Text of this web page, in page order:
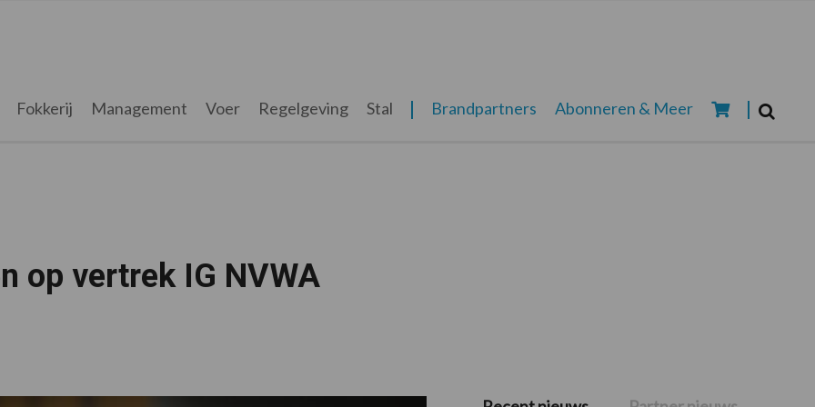
Fokkerij Management Voer Regelgeving Stal Brandpartners Abonneren & Meer
op vertrek IG NVWA